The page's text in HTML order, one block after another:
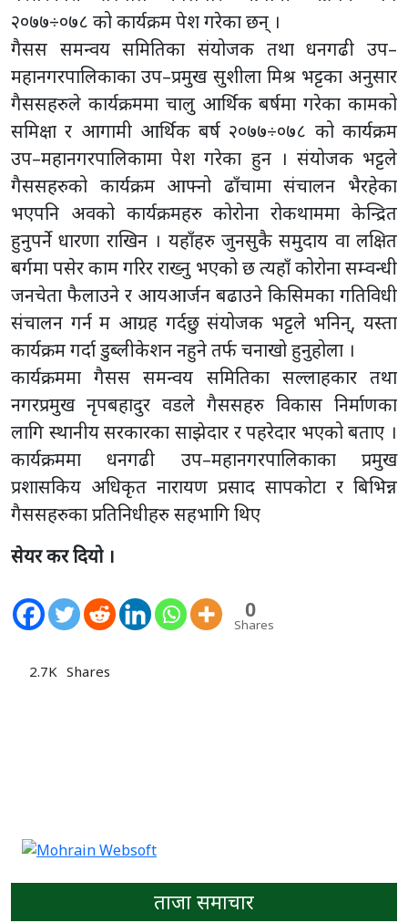
२०७७÷०७८ को कार्यक्रम पेश गरेका छन् ।
गैसस समन्वय समितिका संयोजक तथा धनगढी उप–
महानगरपालिकाका उप–प्रमुख सुशीला मिश्र भट्टका अनुसार
गैससहरुले कार्यक्रममा चालु आर्थिक बर्षमा गरेका कामको
समिक्षा र आगामी आर्थिक बर्ष २०७७÷०७८ को कार्यक्रम
उप–महानगरपालिकामा पेश गरेका हुन । संयोजक भट्टले
गैससहरुको कार्यक्रम आफ्नो ढाँचामा संचालन भैरहेका
भएपनि अवको कार्यक्रमहरु कोरोना रोकथाममा केन्द्रित
हुनुपर्ने धारणा राखिन । यहाँहरु जुनसुकै समुदाय वा लक्षित
बर्गमा पसेर काम गरिर राख्नु भएको छ त्यहाँ कोरोना सम्वन्धी
जनचेता फैलाउने र आयआर्जन बढाउने किसिमका गतिविधी
संचालन गर्न म आग्रह गर्दछु संयोजक भट्टले भनिन्, यस्ता
कार्यक्रम गर्दा डुब्लीकेशन नहुने तर्फ चनाखो हुनुहोला ।
कार्यक्रममा गैसस समन्वय समितिका सल्लाहकार तथा
नगरप्रमुख नृपबहादुर वडले गैससहरु विकास निर्माणका
लागि स्थानीय सरकारका साझेदार र पहरेदार भएको बताए ।
कार्यक्रममा धनगढी उप–महानगरपालिकाका प्रमुख
प्रशासकिय अधिकृत नारायण प्रसाद सापकोटा र बिभिन्न
गैससहरुका प्रतिनिधीहरु सहभागि थिए
सेयर कर दियो ।
0
Shares
2.7K Shares
ताजा समाचार